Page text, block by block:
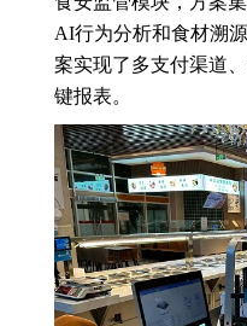
AI行为分析和食材溯
案实现了多支付渠道
键报表。